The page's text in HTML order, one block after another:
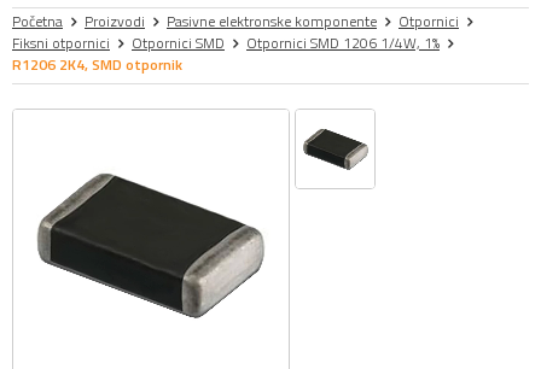
Početna Proizvodi Pasivne elektronske komponente
Otpornici
Fiksni otpornici
Otpornici SMD
Otpornici SMD 1206 1/4W, 1%
R1206 2K4, SMD otpornik